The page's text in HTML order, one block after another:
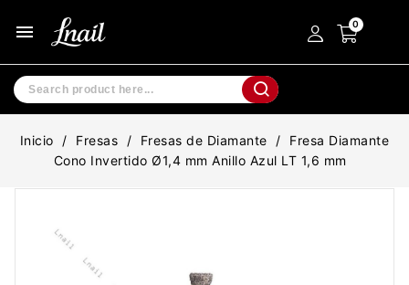
menu
Inicio Fresas Fresas de Diamante
Fresa Diamante
Cono Invertido Ø1,4 mm Anillo Azul LT 1,6 mm